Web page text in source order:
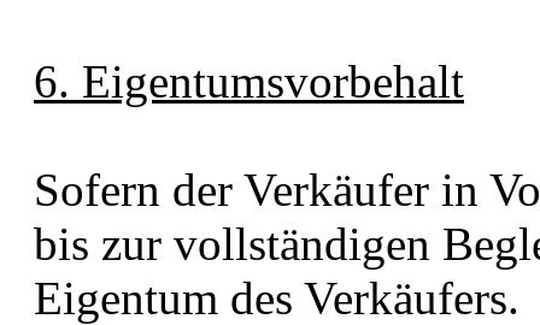
6. Eigentumsvorbehalt
Sofern der Verkäufer in
bis zur vollständigen
Eigentum des Verkäufers.